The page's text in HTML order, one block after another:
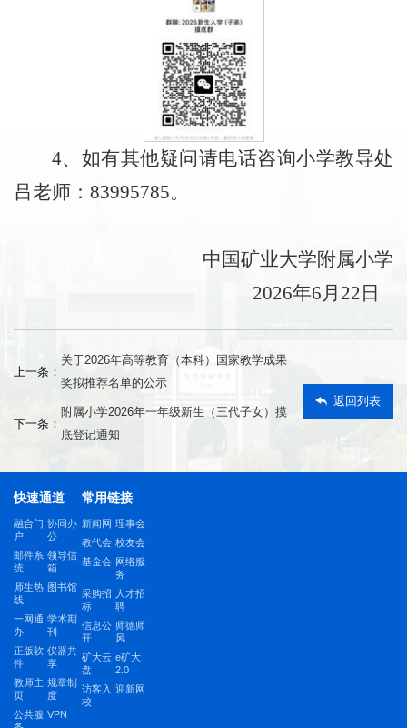
4、如有其他疑问请电话咨询小学教导处
吕老师：83995785。
中国矿业大学附属小学
2026年6月22日
上一条：
关于2026年高等教育（本科）国家教学成果
奖拟推荐名单的公示
下一条：
附属小学2026年一年级新生（三代子女）摸
底登记通知
返回列表
快速通道
融合门
户
协同办
公
邮件系
统
领导信
箱
师生热
线
图书馆
一网通
办
学术期
刊
正版软
件
仪器共
享
教师主
页
规章制
度
公共服 VPN
常用链接
新闻网 理事会
教代会 校友会
基金会 网络服
务
采购招
标
人才招
聘
信息公
开
师德师
风
矿大云
盘
e矿大
2.0
访客入
校
迎新网